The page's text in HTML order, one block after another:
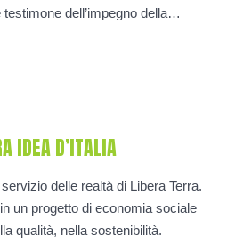
dell’impegno della…
IDEA D’ITALIA
delle realtà di Libera Terra.
un progetto di economia sociale
qualità, nella sostenibilità.